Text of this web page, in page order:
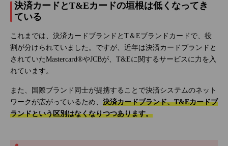
決済カードとT&Eカードの垣根は低くなってき
ている
これまでは、決済カードブランドとT＆Eブランドカードで、役
割が分けられていました。ですが、近年は決済カードブランドと
されていたMastercard®やJCBが、T&Eに関するサービスに力を入
れています。
また、国際ブランド同士が提携することで決済システムのネット
ワークが広がっているため、 決済カードブランド、T&Eカードブ
ランドという区別はなくなりつつあります。